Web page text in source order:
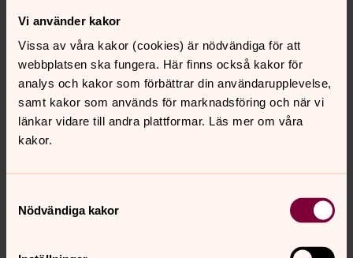
Vi använder kakor
Vissa av våra kakor (cookies) är nödvändiga för att
webbplatsen ska fungera. Här finns också kakor för
analys och kakor som förbättrar din användarupplevelse,
samt kakor som används för marknadsföring och när vi
länkar vidare till andra plattformar. Läs mer om våra
kakor.
Nödvändiga kakor
Bild 1 av 14 Foto: Seija Wällensjö
Öppna bildspel